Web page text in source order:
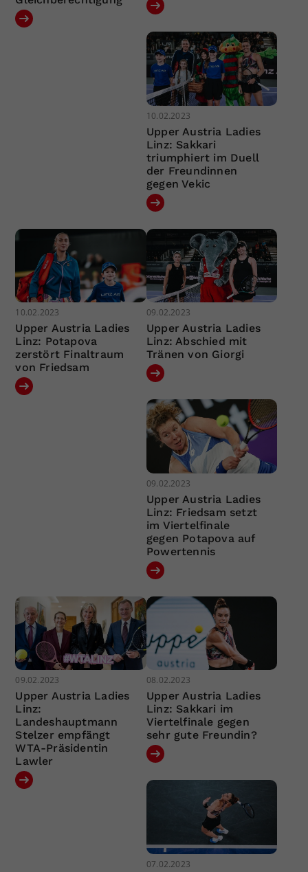
10.02.2023
Upper Austria Ladies
Linz: Sakkari
triumphiert im Duell
der Freundinnen
gegen Vekic
10.02.2023
Upper Austria Ladies
Linz: Potapova
zerstört Finaltraum
von Friedsam
09.02.2023
Upper Austria Ladies
Linz: Abschied mit
Tränen von Giorgi
09.02.2023
Upper Austria Ladies
Linz: Friedsam setzt
im Viertelfinale
gegen Potapova auf
Powertennis
09.02.2023
Upper Austria Ladies
Linz:
Landeshauptmann
Stelzer empfängt
WTA-Präsidentin
Lawler
08.02.2023
Upper Austria Ladies
Linz: Sakkari im
Viertelfinale gegen
sehr gute Freundin?
07.02.2023